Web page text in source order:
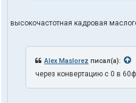
высокочастотная кадровая
Alex Maslorez писал(а):
через конвертацию с 0 в